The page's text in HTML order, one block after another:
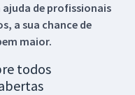
de profissionais
a sua chance de
maior.
todos